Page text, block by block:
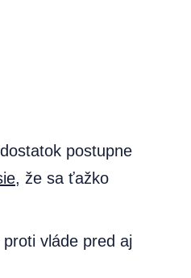
postupne
, že sa ťažko
vláde pred aj